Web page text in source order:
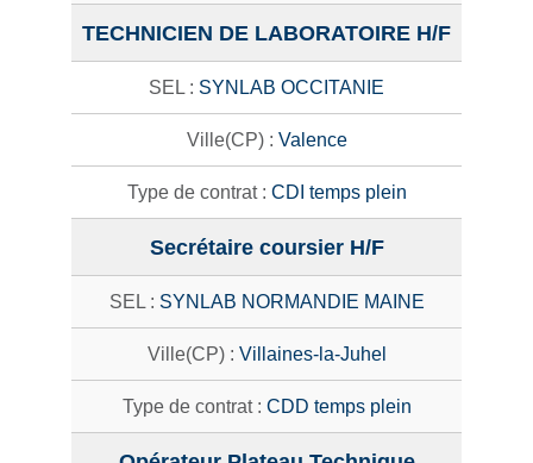
TECHNICIEN DE LABORATOIRE H/F
SYNLAB OCCITANIE
Valence
CDI temps plein
Secrétaire coursier H/F
SYNLAB NORMANDIE MAINE
Villaines-la-Juhel
CDD temps plein